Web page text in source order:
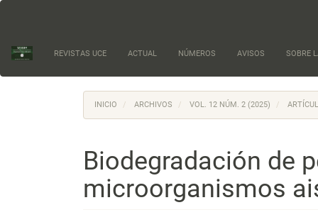
principal
Barra
lateral
REVISTAS UCE ACTUAL NÚMEROS AVISOS SOBRE
INICIO ARCHIVOS VOL. 12 NÚM. 2 (2025)
Biodegradación de
microorganismos